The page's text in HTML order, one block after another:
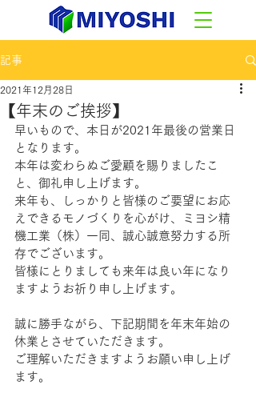
記事
【年末のご挨拶】
2021年12月28日
早いもので、本日が2021年最後の営業日
となります。
本年は変わらぬご愛顧を賜りましたこ
と、御礼申し上げます。
来年も、しっかりと皆様のご要望にお応
えできるモノづくりを心がけ、ミヨシ精
機工業（株）一同、誠心誠意努力する所
存でございます。
皆様にとりましても来年は良い年になり
ますようお祈り申し上げます。
誠に勝手ながら、下記期間を年末年始の
休業とさせていただきます。
ご理解いただきますようお願い申し上げ
ます。